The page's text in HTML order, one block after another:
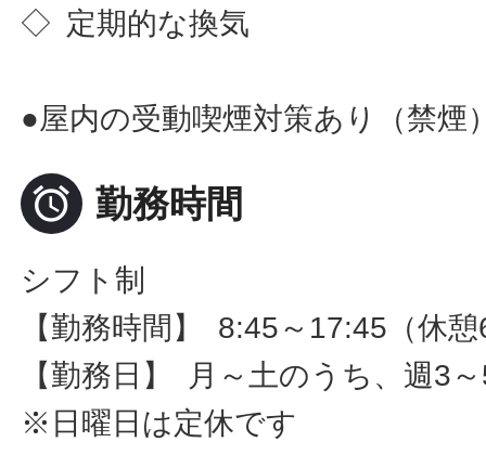
◇ 定期的な換気
●屋内の受動喫煙対策あり（禁煙
 勤務時間
シフト制
【勤務時間】 8:45～17:45（休
【勤務日】 月～土のうち、週3
※日曜日は定休です